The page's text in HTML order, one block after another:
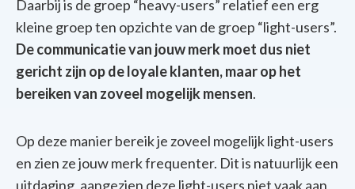
Daarbij is de groep “heavy-users” relatief een erg
kleine groep ten opzichte van de groep “light-users”.
De communicatie van jouw merk moet dus niet
gericht zijn op de loyale klanten, maar op het
bereiken van zoveel mogelijk mensen.
Op deze manier bereik je zoveel mogelijk light-users
en zien ze jouw merk frequenter. Dit is natuurlijk een
uitdaging, aangezien deze light-users niet vaak aan